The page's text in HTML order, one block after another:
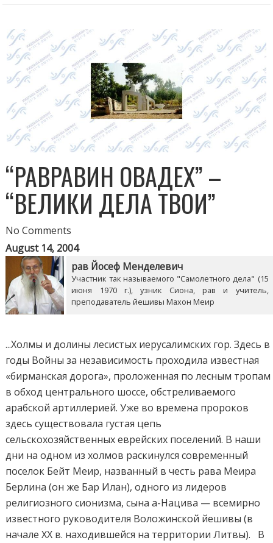
“РАВРАВИН ОВАДЕХ” –
“ВЕЛИКИ ДЕЛА ТВОИ”
No Comments
August 14, 2004
рав Йосеф Менделевич
Участник так называемого "Самолетного дела" (15
июня 1970 г.), узник Сиона, рав и учитель,
преподаватель йешивы Махон Меир
...Холмы и долины лесистых иерусалимских гор. Здесь в
годы Войны за независимость проходила известная
«бирманская дорога», проложенная по лесным тропам
в обход центрального шоссе, обстреливаемого
арабской артиллерией. Уже во времена пророков
здесь существовала густая цепь
сельскохозяйственных еврейских поселений. В наши
дни на одном из холмов раскинулся современный
поселок Бейт Меир, названный в честь рава Меира
Берлина (он же Бар Илан), одного из лидеров
религиозного сионизма, сына а-Нацива — всемирно
известного руководителя Воложинской йешивы (в
начале XX в. находившейся на территории Литвы). В